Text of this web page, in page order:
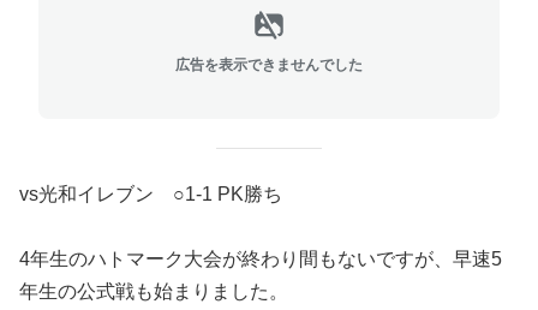
広告を表示できませんでした
vs光和イレブン ○1-1 PK勝ち
4年生のハトマーク大会が終わり間もないですが、早速5
年生の公式戦も始まりました。